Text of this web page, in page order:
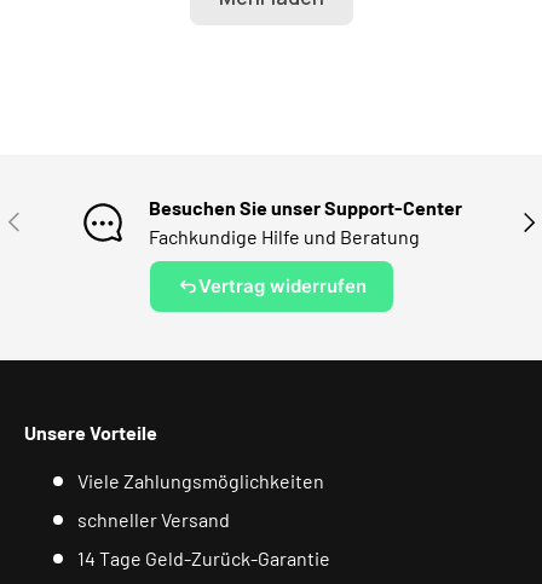
VORHERIGE
Besuchen Sie unser Support-Center
Fachkundige Hilfe und Beratung
Vertrag widerrufen
Unsere Vorteile
Viele Zahlungsmöglichkeiten
schneller Versand
14 Tage Geld-Zurück-Garantie